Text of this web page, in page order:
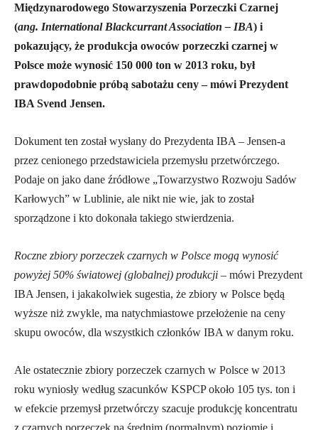
Międzynarodowego Stowarzyszenia Porzeczki Czarnej
(ang. International Blackcurrant Association – IBA) i
pokazujący, że produkcja owoców porzeczki czarnej w
Polsce może wynosić 150 000 ton w 2013 roku, był
prawdopodobnie próbą sabotażu ceny – mówi Prezydent
IBA Svend Jensen.
Dokument ten został wysłany do Prezydenta IBA – Jensen-a
przez cenionego przedstawiciela przemysłu przetwórczego.
Podaje on jako dane źródłowe „Towarzystwo Rozwoju Sadów
Karłowych” w Lublinie, ale nikt nie wie, jak to został
sporządzone i kto dokonała takiego stwierdzenia.
Roczne zbiory porzeczek czarnych w Polsce mogą wynosić
powyżej 50% światowej (globalnej) produkcji – mówi Prezydent
IBA Jensen, i jakakolwiek sugestia, że zbiory w Polsce będą
wyższe niż zwykle, ma natychmiastowe przełożenie na ceny
skupu owoców, dla wszystkich członków IBA w danym roku.
Ale ostatecznie zbiory porzeczek czarnych w Polsce w 2013
roku wyniosły według szacunków KSPCP około 105 tys. ton i
w efekcie przemysł przetwórczy szacuje produkcję koncentratu
z czarnych porzeczek na średnim (normalnym) poziomie i